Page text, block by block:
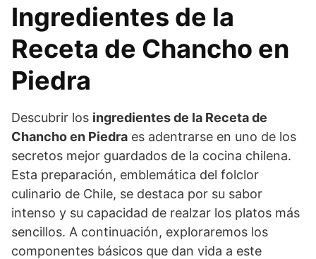
Ingredientes de la
Receta de Chancho en
Piedra
Descubrir los ingredientes de la Receta de
Chancho en Piedra es adentrarse en uno de los
secretos mejor guardados de la cocina chilena.
Esta preparación, emblemática del folclor
culinario de Chile, se destaca por su sabor
intenso y su capacidad de realzar los platos más
sencillos. A continuación, exploraremos los
componentes básicos que dan vida a este